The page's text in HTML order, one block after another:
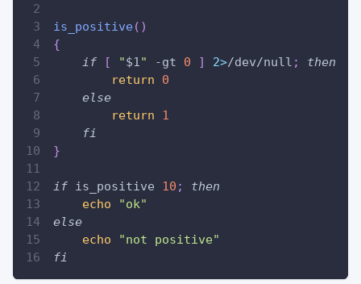
is_positive( )
{
if
[ "$1" -gt 0 ] 2>/dev/null ;
then
return
0
else
return
1
fi
}
if is_positive 10 ;
then
echo
"ok"
else
echo
"not positive"
fi